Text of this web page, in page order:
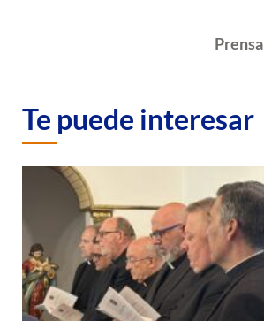
Prensa
Te puede interesar